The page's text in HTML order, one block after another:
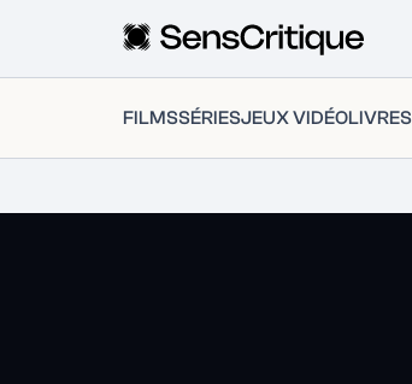
FILMSSÉRIESJEUX VIDÉOLIVRES